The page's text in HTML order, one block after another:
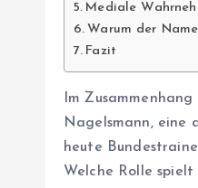
Mediale
Warum der
Fazit
Im
Nagelsmann, eine
heute
Welche Rolle